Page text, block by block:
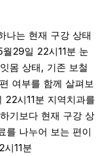
나는 현재 구강 상태
29일 22시11분 눈
몸 상태, 기존 보철
여부를 함께 살펴보
시11분 지역치과를
기보다 현재 구강 상
를 나누어 보는 편이
11분